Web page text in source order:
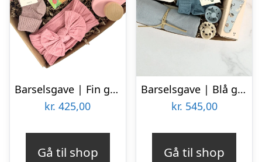
Barselsgave | Fin gave i lyserød
kr. 425,00
Gå til shop
Barselsgave | Blå gave med babyting
kr. 545,00
Gå til shop